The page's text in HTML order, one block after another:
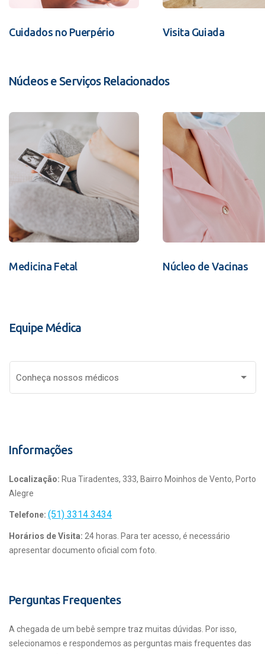
Cuidados no Puerpério Visita Guiada
Núcleos e Serviços Relacionados
Medicina Fetal Núcleo de Vacinas
Equipe Médica
Conheça nossos médicos
Informações
Localização: Rua Tiradentes, 333, Bairro Moinhos de Vento, Porto
Alegre
Telefone: (51) 3314 3434
Horários de Visita: 24 horas. Para ter acesso, é necessário
apresentar documento oficial com foto.
Perguntas Frequentes
A chegada de um bebê sempre traz muitas dúvidas. Por isso,
selecionamos e respondemos as perguntas mais frequentes das